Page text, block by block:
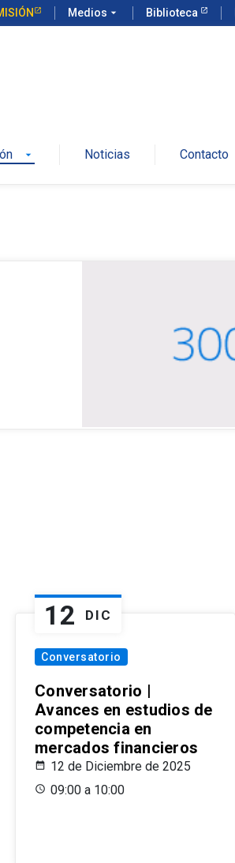
Medios arrow_drop_down Biblioteca
arrow_drop_down Noticias Contacto
12 DIC
Conversatorio
Conversatorio |
Avances en estudios de
competencia en
mercados financieros
12 de Diciembre de 2025
09:00 a 10:00